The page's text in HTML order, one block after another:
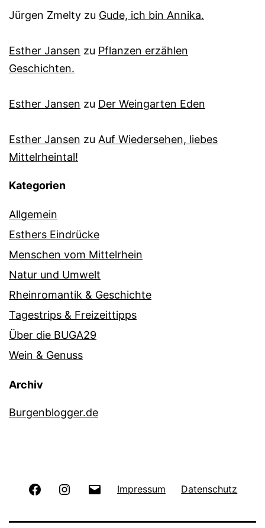
Jürgen Zmelty zu Gude, ich bin Annika.
Esther Jansen zu Pflanzen erzählen
Geschichten.
Esther Jansen zu Der Weingarten Eden
Esther Jansen zu Auf Wiedersehen, liebes
Mittelrheintal!
Kategorien
Allgemein
Esthers Eindrücke
Menschen vom Mittelrhein
Natur und Umwelt
Rheinromantik & Geschichte
Tagestrips & Freizeittipps
Über die BUGA29
Wein & Genuss
Archiv
Burgenblogger.de
FacebookInstagram Impressum Datenschutz